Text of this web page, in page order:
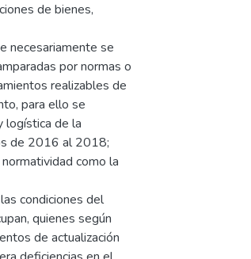
de bienes,
necesariamente se
por normas o
realizables de
para ello se
logística de la
de 2016 al 2018;
como la
condiciones del
quienes según
de actualización